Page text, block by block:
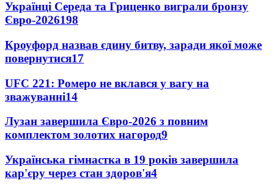
Українці Середа та Гриценко виграли бронзу
Євро-2026198
Кроуфорд назвав єдину битву, заради якої може
повернутися17
UFC 221: Ромеро не вклався у вагу на
зважуванні14
Лузан завершила Євро-2026 з повним
комплектом золотих нагород9
Українська гімнастка в 19 років завершила
кар'єру через стан здоров'я4